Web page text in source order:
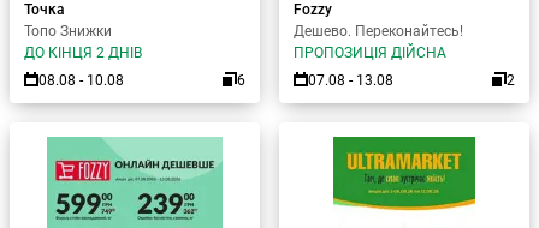
Точка
Топо Знижки
ДО КІНЦЯ 2 ДНІВ
08.08 - 10.08
6
Fozzy
Дешево. Переконайтесь!
ПРОПОЗИЦІЯ ДІЙСНА
07.08 - 13.08
2